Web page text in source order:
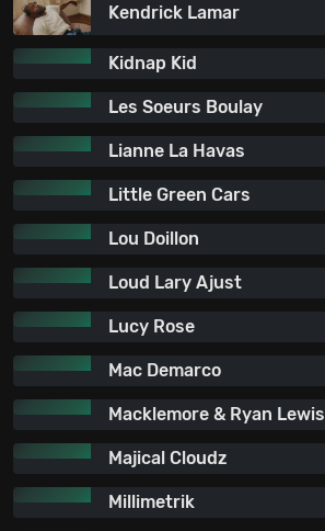
Kendrick Lamar
Kidnap Kid
Les Soeurs Boulay
Lianne La Havas
Little Green Cars
Lou Doillon
Loud Lary Ajust
Lucy Rose
Mac Demarco
Macklemore & Ryan Lewis
Majical Cloudz
Millimetrik